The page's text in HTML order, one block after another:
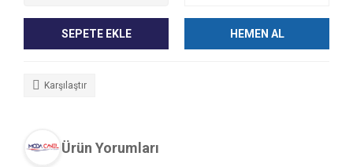
SEPETE EKLE HEMEN AL
Karşılaştır
Ürün Yorumları